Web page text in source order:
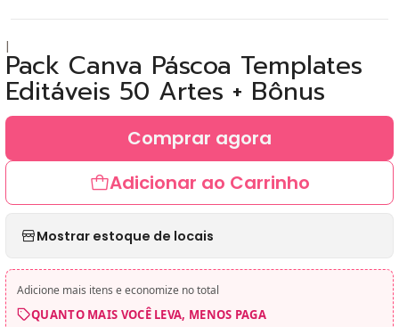
|Pack Canva Páscoa Templates
Editáveis 50 Artes + Bônus
Adicionar ao Carrinho
Comprar agora
Mostrar estoque de locais
Adicione mais itens e economize no total
QUANTO MAIS VOCÊ LEVA, MENOS PAGA